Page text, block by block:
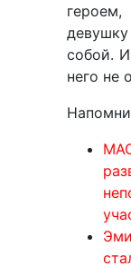
собой.
него не